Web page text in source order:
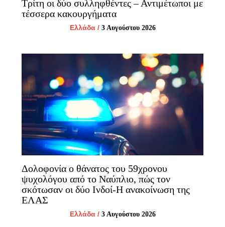
Τρίτη οι δύο συλληφθέντες – Αντιμέτωποι με
τέσσερα κακουργήματα
Ελλάδα/ 3 Αυγούστου 2026
Δολοφονία ο θάνατος του 59χρονου
ψυχολόγου από το Ναύπλιο, πώς τον
σκότωσαν οι δύο Ινδοί-Η ανακοίνωση της
ΕΛΑΣ
Ελλάδα/ 3 Αυγούστου 2026